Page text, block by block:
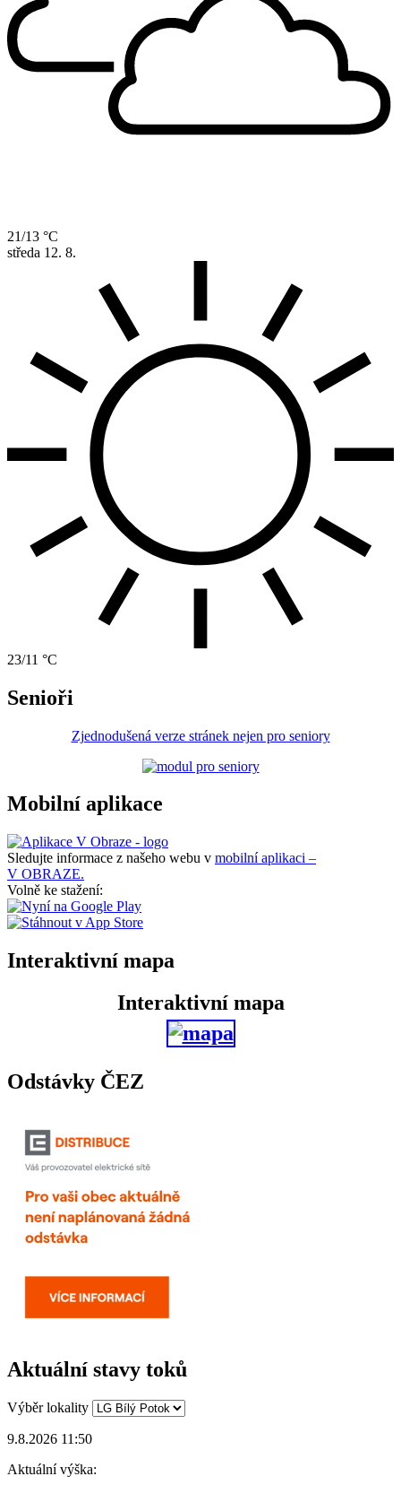
21/13 °C
středa 12. 8.
23/11 °C
Senioři
Zjednodušená verze stránek nejen pro seniory
Mobilní aplikace
Sledujte informace z našeho webu v mobilní aplikaci –
V OBRAZE.
Volně ke stažení:
Interaktivní mapa
Interaktivní mapa
Odstávky ČEZ
Aktuální stavy toků
Výběr lokality
9.8.2026 11:50
Aktuální výška: